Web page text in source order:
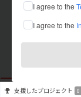
I agree to the
I agree to the
これまでに1件
在住国：日本 現
出身国：未設定
支援したプロジェクト 0